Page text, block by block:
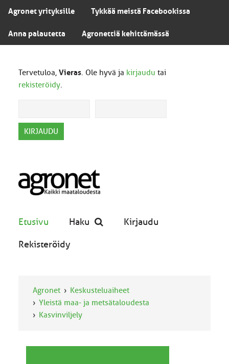
Agronet yrityksille Tykkää meistä Facebookissa
Anna palautetta Agronettiä kehittämässä
Tervetuloa, Vieras. Ole hyvä ja kirjaudu tai
rekisteröidy.
Etusivu Haku Kirjaudu
Rekisteröidy
Agronet
Keskusteluaiheet
Yleistä maa- ja metsätaloudesta
Kasvinviljely